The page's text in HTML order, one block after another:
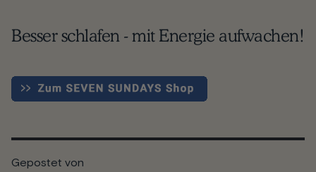
Besser schlafen - mit Energie aufwachen!
Gepostet von